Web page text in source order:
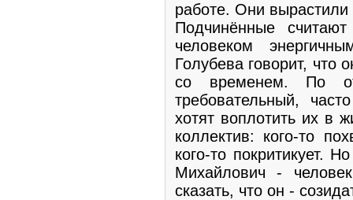
работе. Они
Подчинённые
человеком
Голубева говорит, что
со временем. По
требовательный,
хотят воплотить их в
коллектив: кого-то
кого-то покритикует.
Михайлович -
сказать, что он -